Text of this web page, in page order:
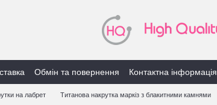
Обмін та повернення Контактна інформація
на лабрет Титанова накрутка маркіз з блакитними камнями